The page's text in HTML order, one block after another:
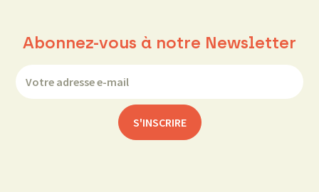
Abonnez-vous à notre Newsletter